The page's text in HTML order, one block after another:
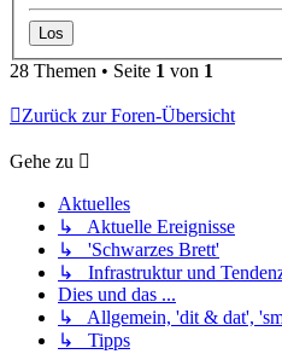
28 Themen • Seite 1 von 1
Zurück zur Foren-Übersicht
Gehe zu
Aktuelles
↳ Aktuelle Ereignisse
↳ 'Schwarzes Brett'
↳ Infrastruktur und
Dies und das ...
↳ Allgemein, 'dit & dat',
↳ Tipps